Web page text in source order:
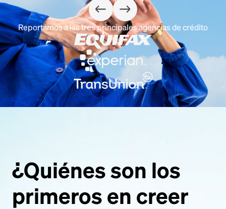
Reportamos a las tres principales agencias de crédito
¿Quiénes son los
primeros en creer